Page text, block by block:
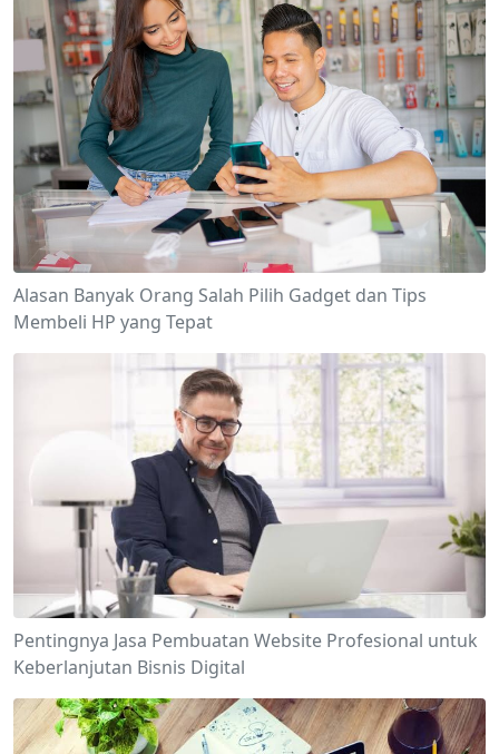
Alasan Banyak Orang Salah Pilih Gadget dan Tips
Membeli HP yang Tepat
Pentingnya Jasa Pembuatan Website Profesional untuk
Keberlanjutan Bisnis Digital